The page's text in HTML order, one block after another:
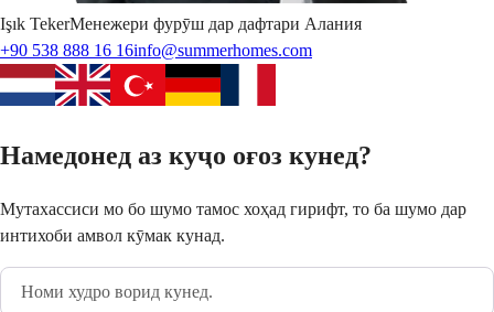
Işık TekerМенежери фурӯш дар дафтари Алания
+90 538 888 16 16info@summerhomes.com
Намедонед аз куҷо оғоз кунед?
Мутахассиси мо бо шумо тамос хоҳад гирифт, то ба шумо дар
интихоби амвол кӯмак кунад.